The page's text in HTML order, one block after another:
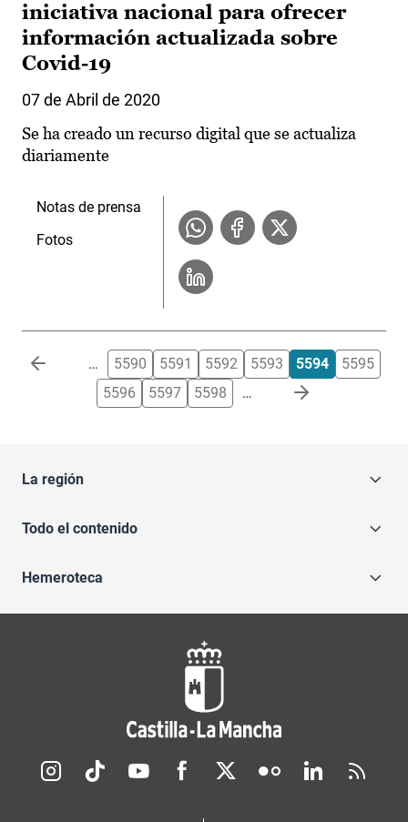
iniciativa nacional para ofrecer
información actualizada sobre
Covid-19
07 de Abril de 2020
Se ha creado un recurso digital que se actualiza
diariamente
Notas de prensa
Fotos
Paginación … 5590 5591 5592 5593 5594
5595
5596
5597 5598 …
La región
Todo el contenido
Hemeroteca
Redes sociales JCCM